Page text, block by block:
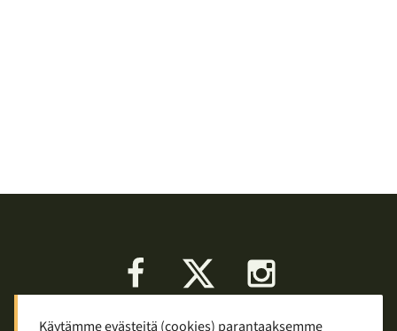
Facebook
Käytämme evästeitä (cookies) parantaaksemme